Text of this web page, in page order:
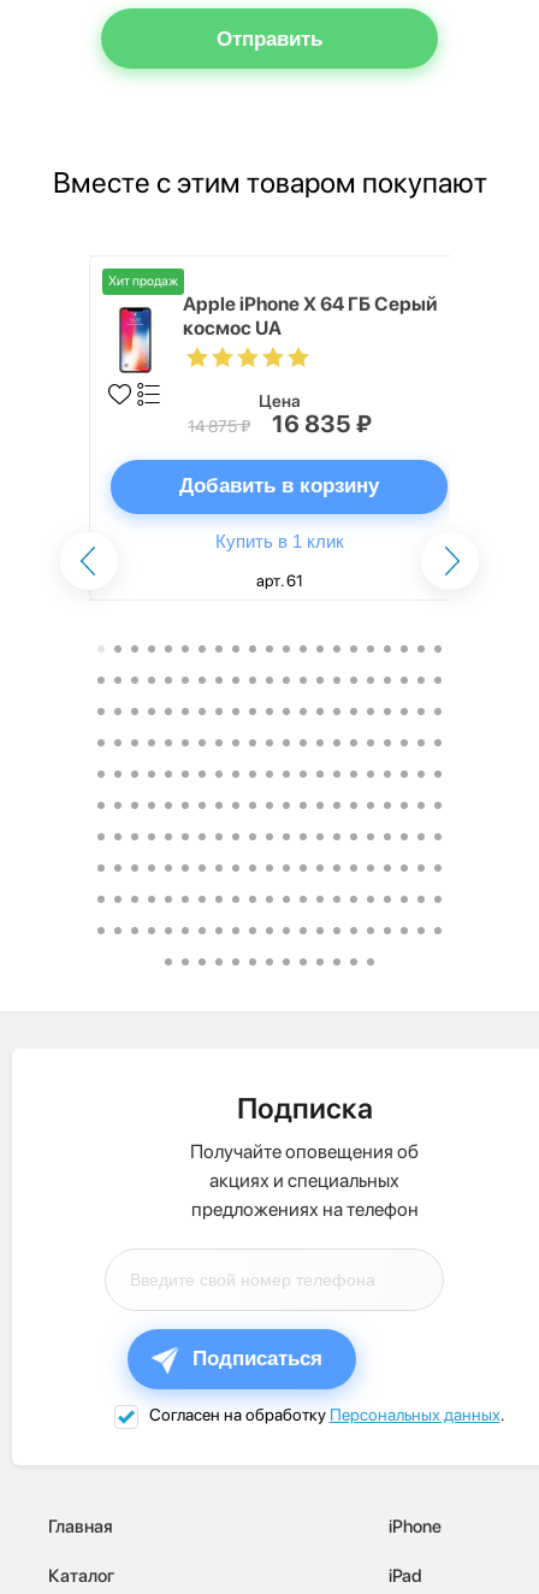
Отправить
Вместе с этим товаром покупают
Хит продаж
Apple iPhone X 64 ГБ Серый
космос UA
Цена
14 875 ₽
16 835 ₽
Добавить в корзину
Купить в 1 клик
арт. 61
Подписка
Получайте оповещения об
акциях и специальных
предложениях на телефон
Подписаться
Согласен на обработку Персональных данных.
Главная
Каталог
iPhone
iPad